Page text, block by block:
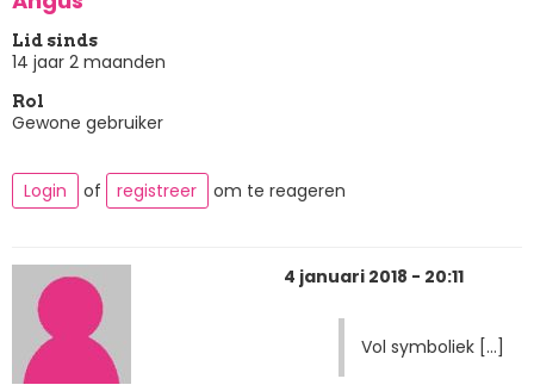
Lid sinds
14 jaar 2 maanden
Rol
Gewone gebruiker
Login of registreer om te reageren
4 januari 2018 - 20:11
Vol symboliek [...]